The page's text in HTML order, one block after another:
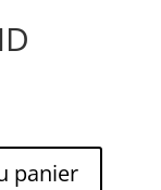
panier